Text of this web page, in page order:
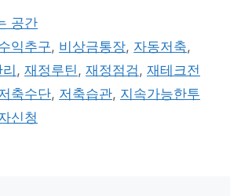
공간
익추구, 비상금통장, 자동저축,
, 재정루틴, 재정점검, 재테크전
축수단, 저축습관, 지속가능한투
신청